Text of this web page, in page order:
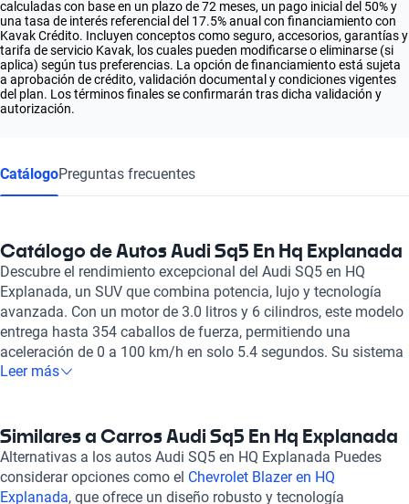
calculadas con base en un plazo de 72 meses, un pago inicial del 50% y
una tasa de interés referencial del 17.5% anual con financiamiento con
Kavak Crédito. Incluyen conceptos como seguro, accesorios, garantías y
tarifa de servicio Kavak, los cuales pueden modificarse o eliminarse (si
aplica) según tus preferencias. La opción de financiamiento está sujeta
a aprobación de crédito, validación documental y condiciones vigentes
del plan. Los términos finales se confirmarán tras dicha validación y
autorización.
CatálogoPreguntas frecuentes
Catálogo de Autos Audi Sq5 En Hq Explanada
Descubre el rendimiento excepcional del Audi SQ5 en HQ
Explanada, un SUV que combina potencia, lujo y tecnología
avanzada. Con un motor de 3.0 litros y 6 cilindros, este modelo
entrega hasta 354 caballos de fuerza, permitiendo una
aceleración de 0 a 100 km/h en solo 5.4 segundos. Su sistema
de tracción 4x4 y transmisión automática aseguran un manejo
ciudad. El interior del Audi SQ5 destaca por su elegancia y
comodidad, con capacidad para cinco pasajeros y materiales
de alta calidad, como cuero y suede sintético. Equipado con
una amplia gama de tecnología que incluye integración con
Leer más
Similares a Carros Audi Sq5 En Hq Explanada
Alternativas a los autos Audi SQ5 en HQ Explanada Puedes
considerar opciones como el Chevrolet Blazer en HQ
Explanada, que ofrece un diseño robusto y tecnología